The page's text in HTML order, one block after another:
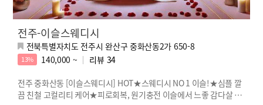
전주-이슬스웨디시
전북특별자치도 전주시 완산구 중화산동2가 650-8
13% 140,000 ~ 리뷰 34
전주 중화산동 [이슬스웨디시] HOT★스웨디시 NO 1 이슬!★심플 깔
끔 친철 고컬리티 케어★피로회복, 원기충전 이슬에서 느좋 감다살 로